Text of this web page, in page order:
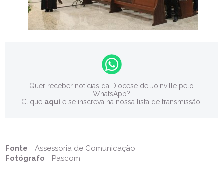
Quer receber notícias da Diocese de Joinville pelo
WhatsApp?
Clique aqui e se inscreva na nossa lista de transmissão.
Fonte
Assessoria de Comunicação
Fotógrafo
Pascom